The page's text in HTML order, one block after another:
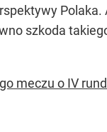
szkoda
meczu o IV